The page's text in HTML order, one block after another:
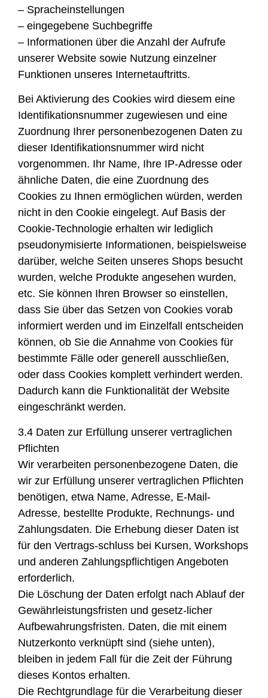
– Spracheinstellungen
– eingegebene Suchbegriffe
– Informationen über die Anzahl der Aufrufe
unserer Website sowie Nutzung einzelner
Funktionen unseres Internetauftritts.
Bei Aktivierung des Cookies wird diesem eine
Identifikationsnummer zugewiesen und eine
Zuordnung Ihrer personenbezogenen Daten zu
dieser Identifikationsnummer wird nicht
vorgenommen. Ihr Name, Ihre IP-Adresse oder
ähnliche Daten, die eine Zuordnung des
Cookies zu Ihnen ermöglichen würden, werden
nicht in den Cookie eingelegt. Auf Basis der
Cookie-Technologie erhalten wir lediglich
pseudonymisierte Informationen, beispielsweise
darüber, welche Seiten unseres Shops besucht
wurden, welche Produkte angesehen wurden,
etc. Sie können Ihren Browser so einstellen,
dass Sie über das Setzen von Cookies vorab
informiert werden und im Einzelfall entscheiden
können, ob Sie die Annahme von Cookies für
bestimmte Fälle oder generell ausschließen,
oder dass Cookies komplett verhindert werden.
Dadurch kann die Funktionalität der Website
eingeschränkt werden.
3.4 Daten zur Erfüllung unserer vertraglichen
Pflichten
Wir verarbeiten personenbezogene Daten, die
wir zur Erfüllung unserer vertraglichen Pflichten
benötigen, etwa Name, Adresse, E-Mail-
Adresse, bestellte Produkte, Rechnungs- und
Zahlungsdaten. Die Erhebung dieser Daten ist
für den Vertrags-schluss bei Kursen, Workshops
und anderen Zahlungspflichtigen Angeboten
erforderlich.
Die Löschung der Daten erfolgt nach Ablauf der
Gewährleistungsfristen und gesetz-licher
Aufbewahrungsfristen. Daten, die mit einem
Nutzerkonto verknüpft sind (siehe unten),
bleiben in jedem Fall für die Zeit der Führung
dieses Kontos erhalten.
Die Rechtgrundlage für die Verarbeitung dieser